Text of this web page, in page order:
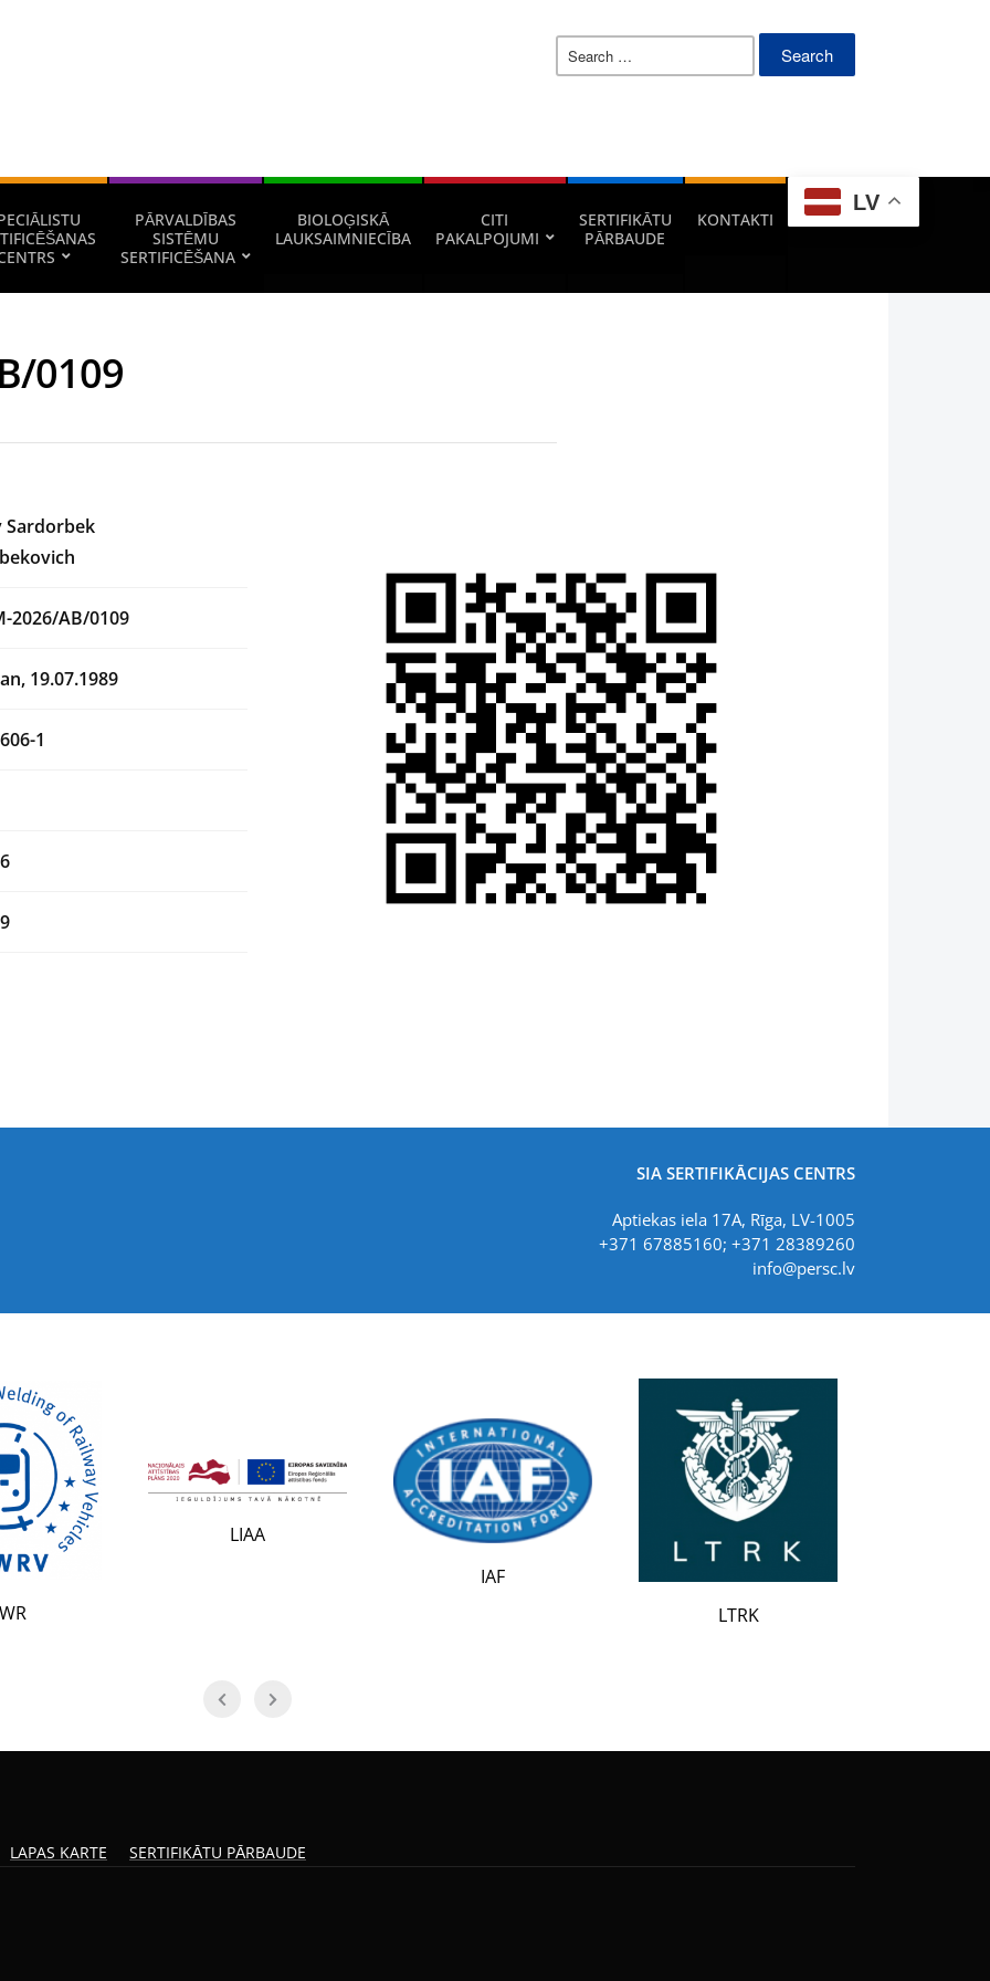
Search
PĀRVALDĪBAS
SISTĒMU
SERTIFICĒŠANA
BIOLOĢISKĀ
LAUKSAIMNIECĪBA
CITI
PAKALPOJUMI
SERTIFIKĀTU
PĀRBAUDE
KONTAKTI
LV
0109
Sardorbek
2026/AB/0109
19.07.1989
1
SIA SERTIFIKĀCIJAS CENTRS
Aptiekas iela 17A, Rīga, LV-1005
+371 67885160; +371 28389260
info@persc.lv
LIAA
LATAK
LAPAS KARTE SERTIFIKĀTU PĀRBAUDE